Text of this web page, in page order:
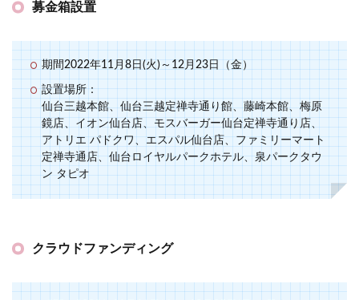
募金箱設置
期間2022年11月8日(火)～12月23日（金）
設置場所：
仙台三越本館、仙台三越定禅寺通り館、藤崎本館、梅原
鏡店、イオン仙台店、モスバーガー仙台定禅寺通り店、
アトリエ パドクワ、エスパル仙台店、ファミリーマート
定禅寺通店、仙台ロイヤルパークホテル、泉パークタウ
ン タピオ
クラウドファンディング